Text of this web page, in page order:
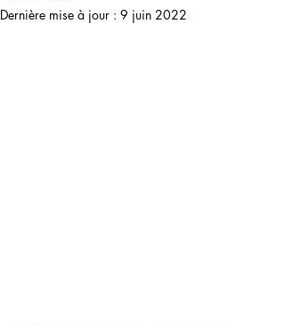
Dernière mise à jour : 9 juin 2022